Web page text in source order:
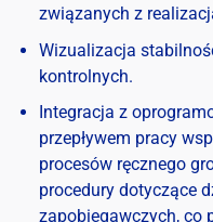
związanych z
Wizualizacja
kontrolnych.
Integracja z
przepływem pracy
procesów ręcznego
procedury dotyczące
zapobiegawczych, co